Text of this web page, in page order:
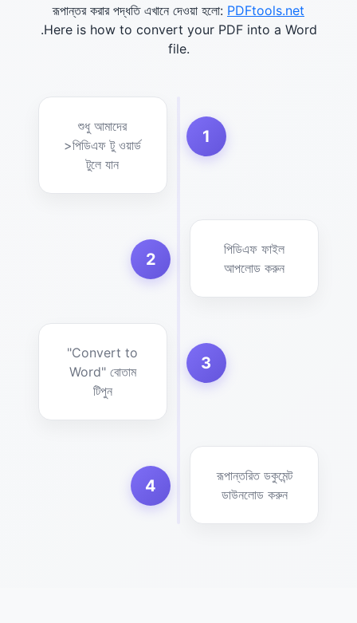
রূপান্তর করার পদ্ধতি এখানে দেওয়া হলো: PDFtools.net
.Here is how to convert your PDF into a Word
file.
1
শুধু আমাদের
>পিডিএফ টু ওয়ার্ড
টুলে যান
2
পিডিএফ ফাইল
আপলোড করুন
3
"Convert to
Word" বোতাম
টিপুন
4
রূপান্তরিত ডকুমেন্ট
ডাউনলোড করুন